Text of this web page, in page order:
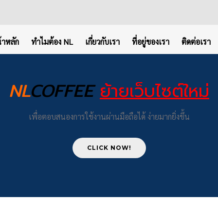
หลัก ทำไมต้อง NL เกี่ยวกับเรา ที่อยู่ของเรา ติดต่อเรา
NLCOFFEE ย้ายเว็บไซต์ใหม่
เพื่อตอบสนองการใช้งานผ่านมือถือได้ ง่ายมากยิ่งขึ้น
CLICK NOW!